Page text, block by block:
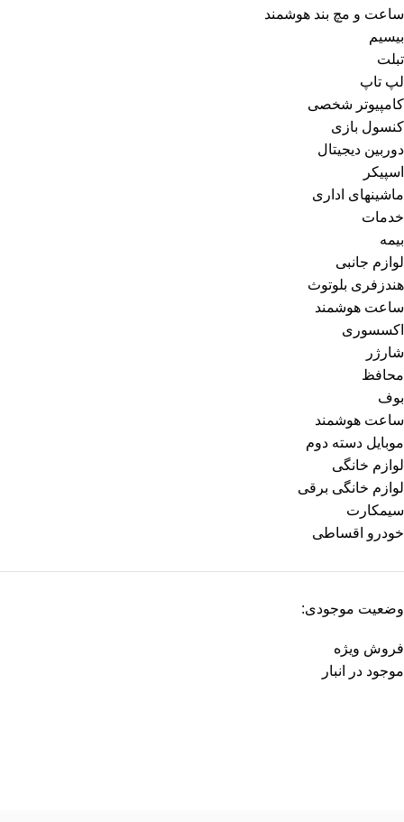
ساعت و مچ بند هوشمند
بیسیم
تبلت
لپ تاپ
کامپیوتر شخصی
کنسول بازی
دوربین دیجیتال
اسپیکر
ماشینهای اداری
خدمات
بیمه
لوازم جانبی
هندزفری بلوتوث
ساعت هوشمند
اکسسوری
شارژر
محافظ
بوف
ساعت هوشمند
موبایل دسته دوم
لوازم خانگی
لوازم خانگی برقی
سیمکارت
خودرو اقساطی
وضعیت موجودی:
فروش ویژه
موجود در انبار